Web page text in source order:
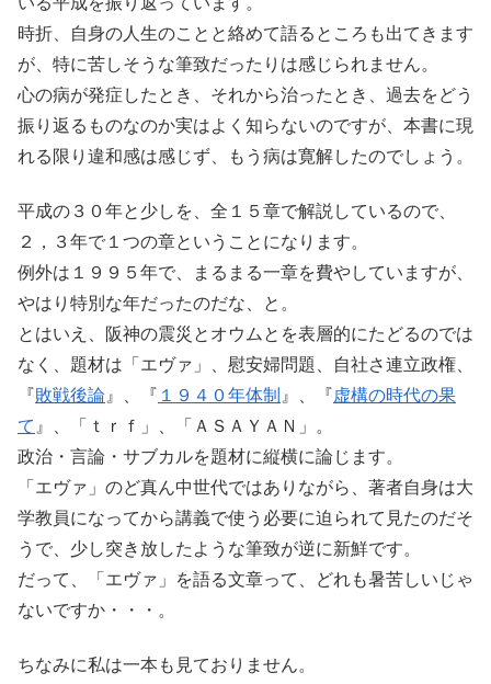
時折、自身の人生のことと絡めて語るところも出てきます
が、特に苦しそうな筆致だったりは感じられません。
心の病が発症したとき、それから治ったとき、過去をどう
振り返るものなのか実はよく知らないのですが、本書に現
れる限り違和感は感じず、もう病は寛解したのでしょう。
平成の３０年と少しを、全１５章で解説しているので、
２，３年で１つの章ということになります。
例外は１９９５年で、まるまる一章を費やしていますが、
やはり特別な年だったのだな、と。
とはいえ、阪神の震災とオウムとを表層的にたどるのでは
なく、題材は「エヴァ」、慰安婦問題、自社さ連立政権、
『敗戦後論 』、『 １９４０年体制 』、『虚構の時代の果
て 』、「ｔｒｆ」、「ＡＳＡＹＡＮ」。
政治・言論・サブカルを題材に縦横に論じます。
「エヴァ」のど真ん中世代ではありながら、著者自身は大
学教員になってから講義で使う必要に迫られて見たのだそ
うで、少し突き放したような筆致が逆に新鮮です。
だって、「エヴァ」を語る文章って、どれも暑苦しいじゃ
ないですか・・・。
ちなみに私は一本も見ておりません。